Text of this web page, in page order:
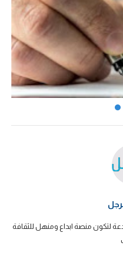
لتكون منصة ابداع ومنهل للثقافة